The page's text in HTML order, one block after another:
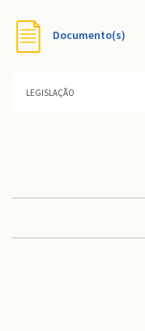
Documento(s)
LEGISLAÇÃO